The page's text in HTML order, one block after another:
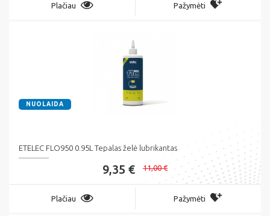
Plačiau Pažymėti
NUOLAIDA
ETELEC FLO950 0.95L Tepalas želė lubrikantas
9,35 € 11,00 €
Plačiau Pažymėti